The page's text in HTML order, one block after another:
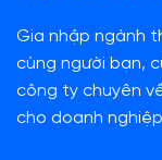
Gia nhập ngành
cùng người bạn,
công ty chuyên
cho doanh nghiệp